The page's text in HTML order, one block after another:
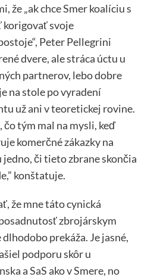
že „ak chce Smer koalíciu s
korigovať svoje
Peter Pellegrini
dvere, ale stráca úctu u
partnerov, lebo dobre
na stole po vyradení
už ani v teoretickej rovine.
tým mal na mysli, keď
komerčné zákazky na
jedno, či tieto zbrane skončia
konštatuje.
že mne táto cynická
zbrojárskym
prekáža. Je jasné,
podporu skôr u
a SaS ako v Smere, no